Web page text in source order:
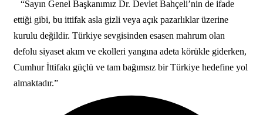
“Sayın Genel Başkanımız Dr. Devlet Bahçeli’nin de ifade
ettiği gibi, bu ittifak asla gizli veya açık pazarlıklar üzerine
kurulu değildir. Türkiye sevgisinden esasen mahrum olan
defolu siyaset akım ve ekolleri yangına adeta körükle giderken,
Cumhur İttifakı güçlü ve tam bağımsız bir Türkiye hedefine yol
almaktadır.”